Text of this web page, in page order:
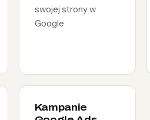
swojej strony w
Google
Kampanie